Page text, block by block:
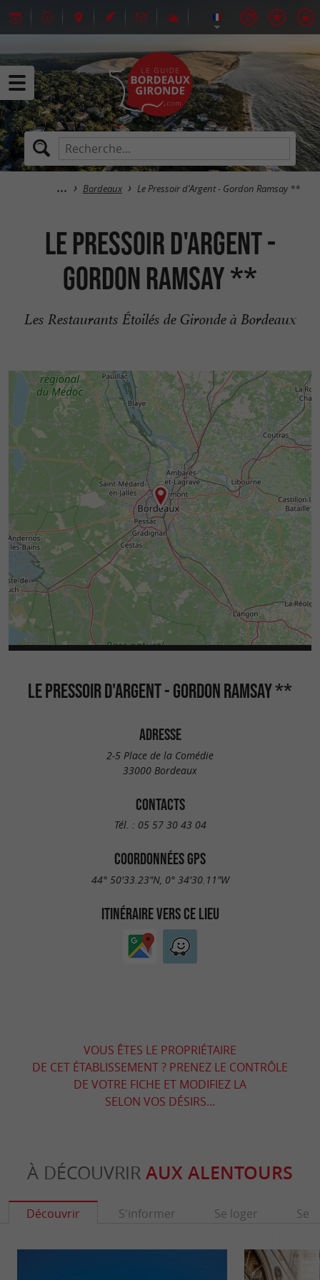
Bordeaux Le Pressoir d'Argent - Gordon Ramsay **
Le Pressoir d'Argent -
Gordon Ramsay **
Les Restaurants Étoilés de Gironde à Bordeaux
LE PRESSOIR D'ARGENT - GORDON RAMSAY **
ADRESSE
2-5 Place de la Comédie
33000 Bordeaux
CONTACTS
Tél. : 05 57 30 43 04
COORDONNÉES GPS
44° 50'33.23"N, 0° 34'30.11"W
ITINÉRAIRE VERS CE LIEU
VOUS ÊTES LE PROPRIÉTAIRE
DE CET ÉTABLISSEMENT ? PRENEZ LE CONTRÔLE
DE VOTRE FICHE ET MODIFIEZ LA
SELON VOS DÉSIRS...
À DÉCOUVRIR AUX ALENTOURS
Découvrir S'informer Se loger Se